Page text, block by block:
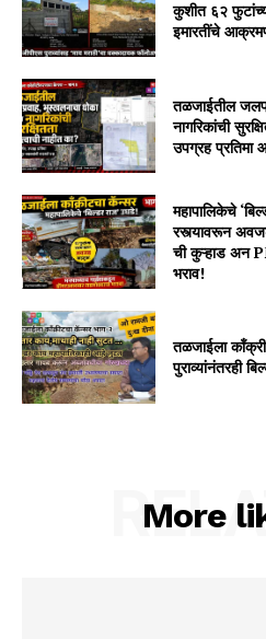
कुशीत ६२
इमारतींचे
तळजाईतील
नागरिकांची
उपग्रह प्रतिमा
महापालिकेचे
रस्त्यावरून
ची कुऱ्हाड अन
भराव!
तळजाईला
पुराव्यांनंतरही
More